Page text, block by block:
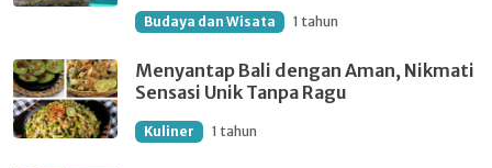
Budaya dan Wisata 1 tahun
Menyantap Bali dengan Aman, Nikmati
Sensasi Unik Tanpa Ragu
Kuliner 1 tahun